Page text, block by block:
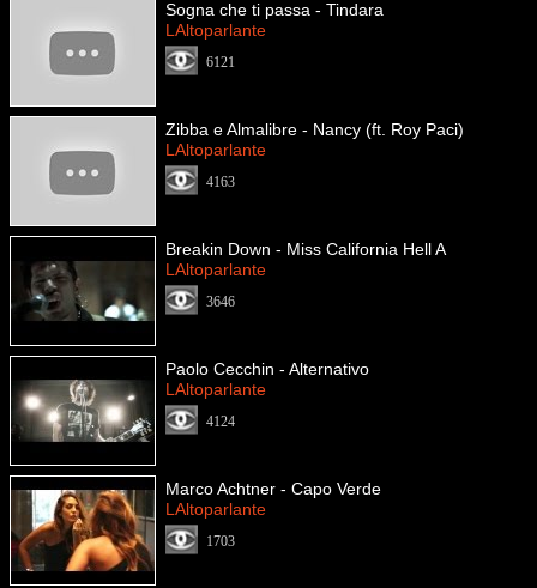
Sogna che ti passa - Tindara
LAltoparlante
6121
Zibba e Almalibre - Nancy (ft. Roy Paci)
LAltoparlante
4163
Breakin Down - Miss California Hell A
LAltoparlante
3646
Paolo Cecchin - Alternativo
LAltoparlante
4124
Marco Achtner - Capo Verde
LAltoparlante
1703